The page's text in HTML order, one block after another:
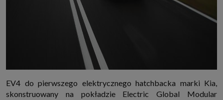
Na naszych stronach używamy znaczników internetowych takich jak pliki
np. cookie lub local storage do zbierania i przetwarzania danych
osobowych w celu personalizowania treści i reklam oraz analizowania
ruchu na stronach, aplikacjach i w Internecie. W ten sposób technologię tę
wykorzystują również podmioty z Grupy SAGIER oraz nasi Zaufani
Partnerzy, którzy także chcą dopasowywać reklamy do Twoich preferencji.
Cookies to dane informatyczne zapisywane w plikach i przechowywane na
Twoim urządzeniu końcowym (tj. twój komputer, tablet, smartphone itp.),
które przeglądarka wysyła do serwera przy każdorazowym wejściu na
stronę z tego urządzenia, podczas gdy odwiedzasz strony w Internecie.
znajdzieszpod tym linkiem. Pod tym linkiem znajdziesz także informację
o tym jak zmienić ustawienia przeglądarki, aby ograniczyć lub wyłączyć
EV4 do pierwszego elektrycznego hatchbacka marki Kia,
skonstruowany na pokładzie Electric Global Modular